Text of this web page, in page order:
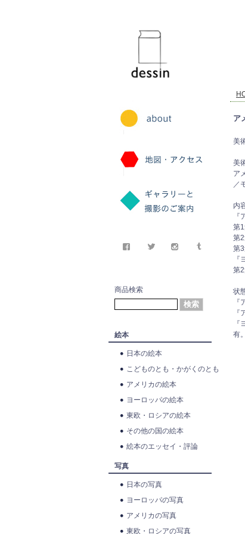
商品検索
絵本
日本の絵本
こどものとも・かがくのとも
アメリカの絵本
ヨーロッパの絵本
東欧・ロシアの絵本
その他の国の絵本
絵本のエッセイ・評論
写真
日本の写真
ヨーロッパの写真
アメリカの写真
東欧・ロシアの写真
ア
美
美
ア
／
内
第
第
第
第
状
有。